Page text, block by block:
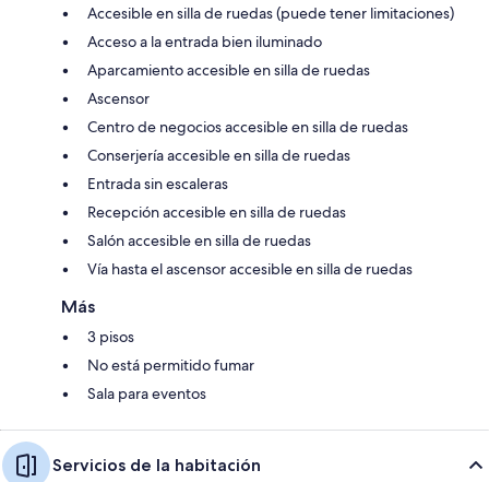
Accesible en silla de ruedas (puede tener limitaciones)
Acceso a la entrada bien iluminado
Aparcamiento accesible en silla de ruedas
Ascensor
Centro de negocios accesible en silla de ruedas
Conserjería accesible en silla de ruedas
Entrada sin escaleras
Recepción accesible en silla de ruedas
Salón accesible en silla de ruedas
Vía hasta el ascensor accesible en silla de ruedas
Más
3 pisos
No está permitido fumar
Sala para eventos
Servicios de la habitación